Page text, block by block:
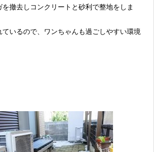
撤去しコンクリートと砂利で整地をしま
ているので、ワンちゃんも過ごしやすい環境